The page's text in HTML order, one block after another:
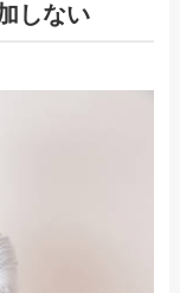
しない